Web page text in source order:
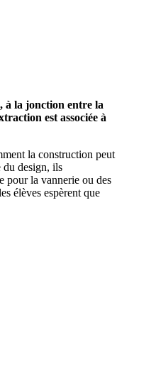
à la jonction entre la
est associée à
la construction peut
du design, ils
pour la vannerie ou des
élèves espèrent que